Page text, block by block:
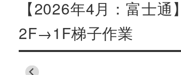
【2026年4月：富士
2F→1F梯子作業